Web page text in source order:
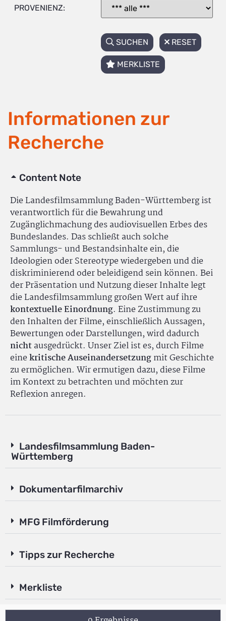
PROVENIENZ:
SUCHEN RESET
MERKLISTE
Informationen zur
Recherche
Content Note
Die Landesfilmsammlung Baden-Württemberg ist
verantwortlich für die Bewahrung und
Zugänglichmachung des audiovisuellen Erbes des
Bundeslandes. Das schließt auch solche
Sammlungs- und Bestandsinhalte ein, die
Ideologien oder Stereotype wiedergeben und die
diskriminierend oder beleidigend sein können. Bei
der Präsentation und Nutzung dieser Inhalte legt
die Landesfilmsammlung großen Wert auf ihre
kontextuelle Einordnung. Eine Zustimmung zu
den Inhalten der Filme, einschließlich Aussagen,
Bewertungen oder Darstellungen, wird dadurch
nichtausgedrückt. Unser Ziel ist es, durch Filme
einekritische Auseinandersetzungmit Geschichte
zu ermöglichen. Wir ermutigen dazu, diese Filme
im Kontext zu betrachten und möchten zur
Reflexion anregen.
Landesfilmsammlung Baden-
Württemberg
Dokumentarfilmarchiv
MFG Filmförderung
Tipps zur Recherche
Merkliste